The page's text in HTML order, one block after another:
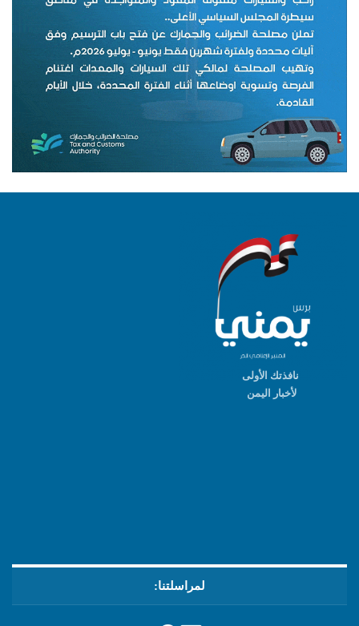
نافذتك الأولى
لأخبار اليمن
لمراسلتنا: